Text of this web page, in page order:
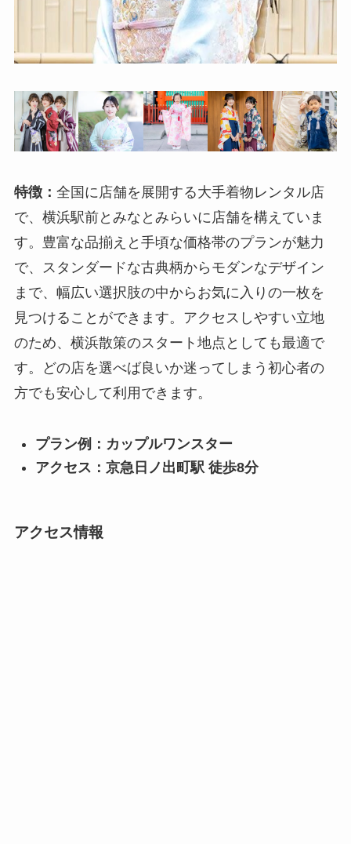
特徴： 全国に店舗を展開する大手着物レンタル店
で、横浜駅前とみなとみらいに店舗を構えていま
す。豊富な品揃えと手頃な価格帯のプランが魅力
で、スタンダードな古典柄からモダンなデザイン
まで、幅広い選択肢の中からお気に入りの一枚を
見つけることができます。アクセスしやすい立地
のため、横浜散策のスタート地点としても最適で
す。どの店を選べば良いか迷ってしまう初心者の
方でも安心して利用できます。
プラン例：カップルワンスター
アクセス：京急日ノ出町駅 徒歩8分
アクセス情報